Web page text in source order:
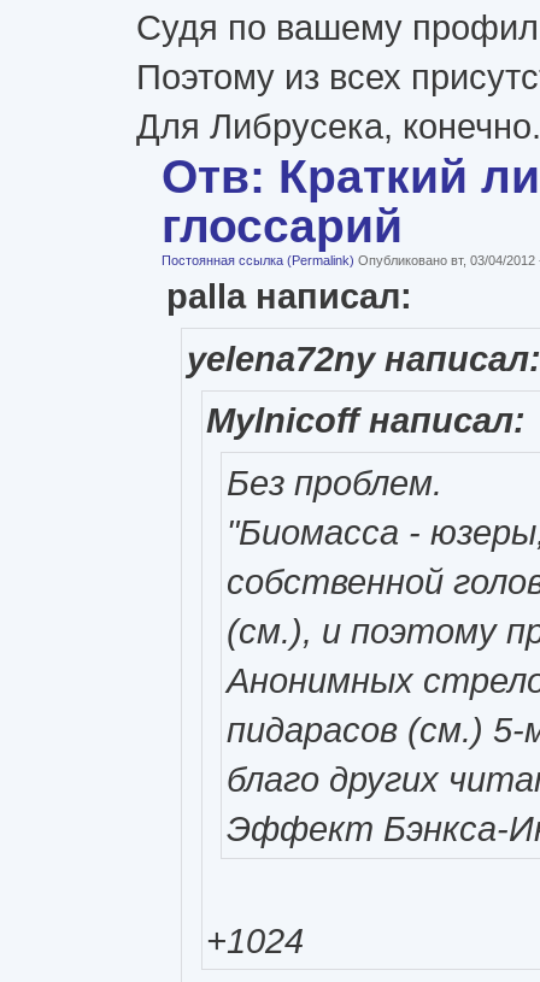
Судя по вашему
Поэтому из всех
Для Либрусека,
Отв: Краткий
глоссарий
Постоянная ссылка (Permalink) Опубликовано вт, 03/04/
palla написал:
yelena72ny написал:
Mylnicoff написал:
Без проблем.
"Биомасса -
собственной
(см.), и поэтому
Анонимных
пидарасов (см.)
благо других
Эффект Бэнкса-
+1024